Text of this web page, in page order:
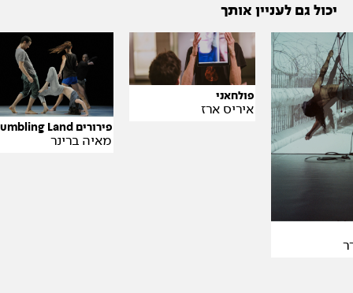
יכול גם לעניין אותך
פולחאני
איריס ארז
פירורים Crumbling Land
מאיה ברינר